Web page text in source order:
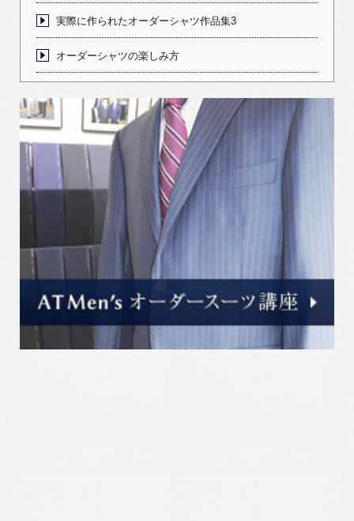
実際に作られたオーダーシャツ作品集3
オーダーシャツの楽しみ方